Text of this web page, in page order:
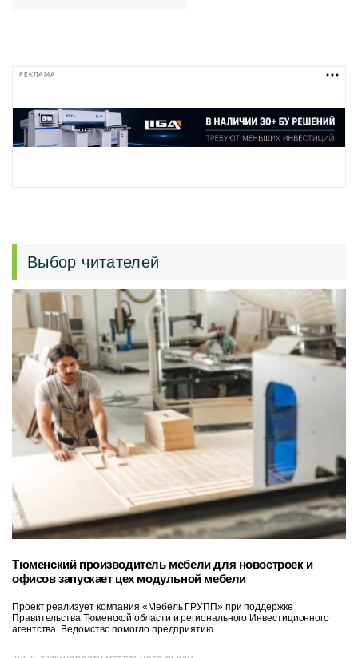
РЕКЛАМА
Выбор читателей
Тюменский производитель мебели для новостроек и
офисов запускает цех модульной мебели
Проект реализует компания «Мебель ГРУПП» при поддержке
Правительства Тюменской области и регионального Инвестиционного
агентства. Ведомство помогло предприятию...